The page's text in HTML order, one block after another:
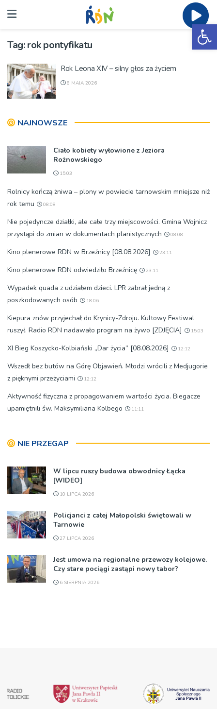
Tag:rok pontyfikatu
Rok Leona XIV – silny głos za życiem
8 MAJA 2026
NAJNOWSZE
Ciało kobiety wyłowione z Jeziora
Rożnowskiego
15:03
Rolnicy kończą żniwa – plony w powiecie tarnowskim mniejsze niż
rok temu
08:08
Nie pojedyncze działki, ale całe trzy miejscowości. Gmina Wojnicz
przystąpi do zmian w dokumentach planistycznych
08:08
Kino plenerowe RDN w Brzeźnicy [08.08.2026] 23:11
Kino plenerowe RDN odwiedziło Brzeźnicę 23:11
Wypadek quada z udziałem dzieci. LPR zabrał jedną z
poszkodowanych osób
18:06
Kiepura znów przyjechał do Krynicy-Zdroju. Kultowy Festiwal
ruszył. Radio RDN nadawało program na żywo [ZDJĘCIA]
15:03
XI Bieg Koszycko-Kolbiański „Dar życia” [08.08.2026] 12:12
Wszedł bez butów na Górę Objawień. Młodzi wrócili z Medjugorie
z pięknymi przeżyciami
12:12
Aktywność fizyczna z propagowaniem wartości życia. Biegacze
upamiętnili św. Maksymiliana Kolbego
11:11
NIE PRZEGAP
W lipcu ruszy budowa obwodnicy Łącka
[WIDEO]
10 LIPCA 2026
Policjanci z całej Małopolski świętowali w
Tarnowie
27 LIPCA 2026
Jest umowa na regionalne przewozy kolejowe.
Czy stare pociągi zastąpi nowy tabor?
6 SIERPNIA 2026